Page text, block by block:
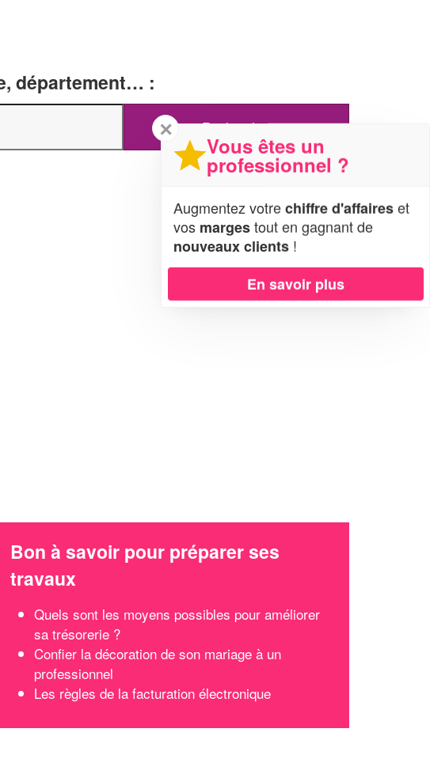
département… :
Bon à savoir pour préparer ses
travaux
Quels sont les moyens possibles pour améliorer
sa trésorerie ?
Confier la décoration de son mariage à un
professionnel
Les règles de la facturation électronique
✕
Vous êtes un
professionnel ?
Augmentez votrechiffre d'affaireset
vos margestout en gagnant de
nouveaux clients !
En savoir plus